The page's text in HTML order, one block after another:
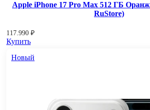
Apple iPhone 17 Pro Max 512 ГБ
RuStore)
117.990 ₽
Купить
Новый